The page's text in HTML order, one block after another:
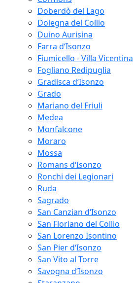
Doberdò del Lago
Dolegna del Collio
Duino Aurisina
Farra d‘Isonzo
Fiumicello - Villa Vicentina
Fogliano Redipuglia
Gradisca d‘Isonzo
Grado
Mariano del Friuli
Medea
Monfalcone
Moraro
Mossa
Romans d‘Isonzo
Ronchi dei Legionari
Ruda
Sagrado
San Canzian d‘Isonzo
San Floriano del Collio
San Lorenzo Isontino
San Pier d‘Isonzo
San Vito al Torre
Savogna d‘Isonzo